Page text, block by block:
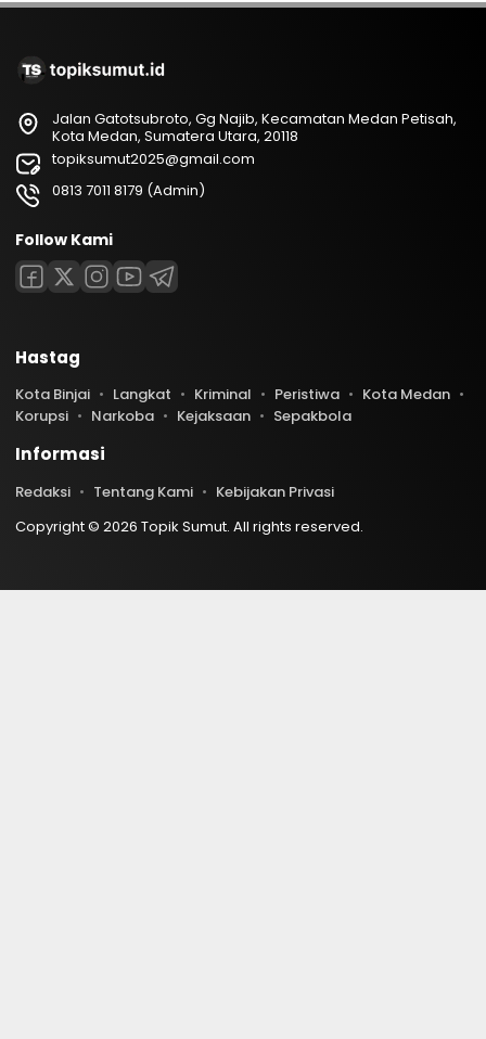
Jalan Gatotsubroto, Gg Najib, Kecamatan Medan Petisah,
Kota Medan, Sumatera Utara, 20118
topiksumut2025@gmail.com
0813 7011 8179 (Admin)
Follow Kami
Hastag
Kota Binjai Langkat Kriminal Peristiwa
Kota Medan
Korupsi
Narkoba Kejaksaan Sepakbola
Informasi
Redaksi Tentang Kami
Kebijakan Privasi
Copyright © 2026 Topik Sumut. All rights reserved.